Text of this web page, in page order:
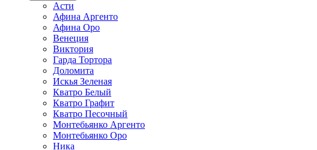
Асти
Афина Аргенто
Афина Оро
Венеция
Виктория
Гарда Тортора
Доломита
Искья Зеленая
Кватро Белый
Кватро Графит
Кватро Песочный
Монтебьянко Аргенто
Монтебьянко Оро
Ника